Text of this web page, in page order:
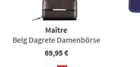
Maître
Belg Dagrete Damenbörse
69,95 €